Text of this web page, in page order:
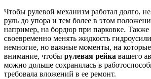
Чтобы рулевой механизм работал долго,
руль до упора и тем более в этом
например, на бордюр при парковке.
своевременно менять жидкость
немногие, но важные моменты, на которые
внимание, чтобы рулевая рейка вашего
можно дольше сохранялась в
требовала вложений в ее ремонт.